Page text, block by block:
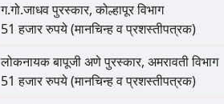
ग.गो.जाधव पुरस्कार, कोल्हापूर विभाग
51 हजार रुपये (मानचिन्ह व प्रशस्तीपत्रक)
लोकनायक बापूजी अणे पुरस्कार, अमरावती विभाग
51 हजार रुपये (मानचिन्ह व प्रशस्तीपत्रक)